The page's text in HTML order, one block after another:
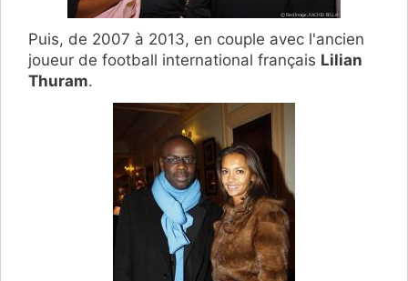
Puis, de 2007 à 2013, en couple avec l'ancien
joueur de football international français Lilian
Thuram.